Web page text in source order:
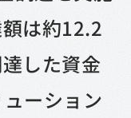
は約12.2
した資金
ーション